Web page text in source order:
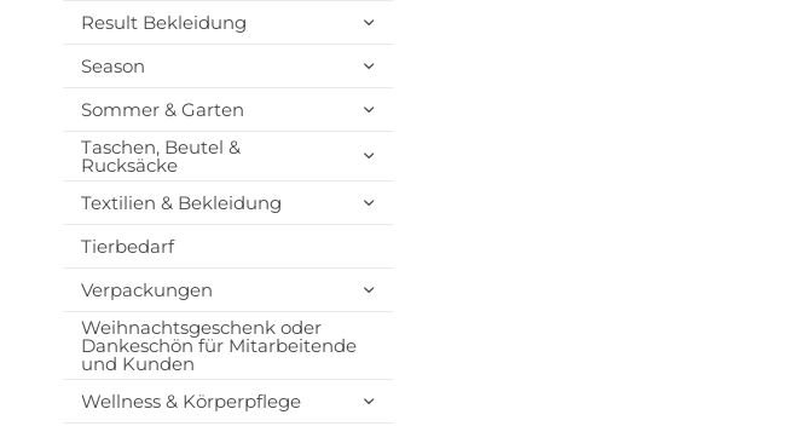
Result Bekleidung
Season
Sommer & Garten
Taschen, Beutel &
Rucksäcke
Textilien & Bekleidung
Tierbedarf
Verpackungen
Weihnachtsgeschenk oder
Dankeschön für Mitarbeitende
und Kunden
Wellness & Körperpflege